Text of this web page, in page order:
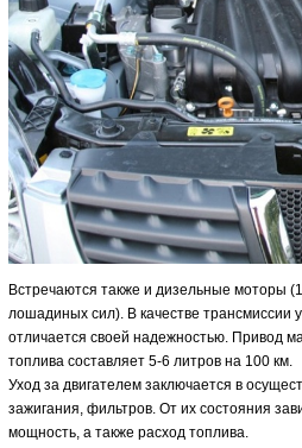
Встречаются также и дизельные моторы
лошадиных сил). В качестве трансмиссии
отличается своей надежностью. Привод
топлива составляет 5-6 литров на 100 км.
Уход за двигателем заключается в
зажигания, фильтров. От их состояния
мощность, а также расход топлива.